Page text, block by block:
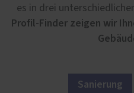
es in drei
Profil-Finder zeigen wir
Sanierung